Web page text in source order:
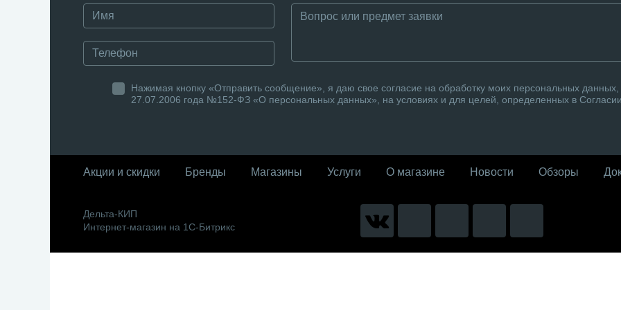
Нажимая кнопку «Отправить сообщение», я даю свое согласие на обработку моих персональных
27.07.2006 года №152-ФЗ «О персональных данных», на условиях и для целей, определенных в
Акции и скидки Бренды Магазины Услуги О магазине Новости Обзоры
Дельта-КИП
Интернет-магазин на 1С-Битрикс